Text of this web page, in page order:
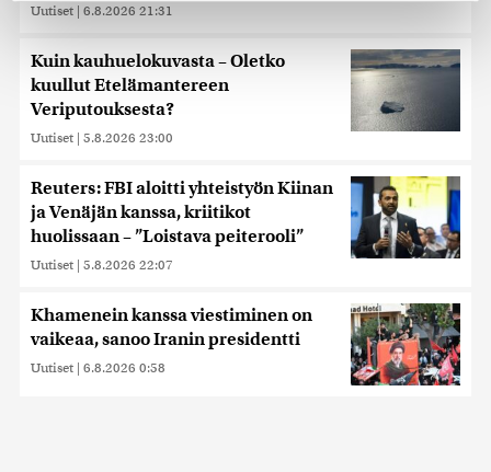
räätälöimiseen, sosiaalisen median ominaisuuksien
tukemiseen ja kävijämäärämme analysoimiseen. Lisäksi
jaamme sosiaalisen median, mainosalan ja analytiikka-
alan kumppaneillemme tietoja siitä, miten käytät
sivustoamme. Kumppanimme voivat yhdistää näitä
tietoja muihin tietoihin, joita olet antanut heille tai joita on
kerätty, kun olet käyttänyt heidän palvelujaan. Tietoja
saatetaan myös siirtää ulkomaille.
Uutiset | 6.8.2026 21:31
Kuin kauhuelokuvasta – Oletko
kuullut Etelämantereen
Veriputouksesta?
Uutiset | 5.8.2026 23:00
Reuters: FBI aloitti yhteistyön Kiinan
ja Venäjän kanssa, kriitikot
huolissaan – ”Loistava peiterooli”
Uutiset | 5.8.2026 22:07
Khamenein kanssa viestiminen on
vaikeaa, sanoo Iranin presidentti
Uutiset | 6.8.2026 0:58